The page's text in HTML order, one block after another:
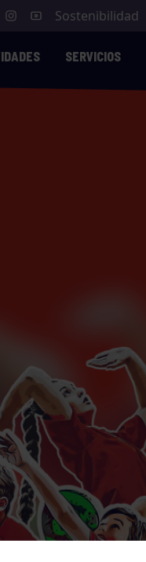
Sostenibilidad
SERVICIOS